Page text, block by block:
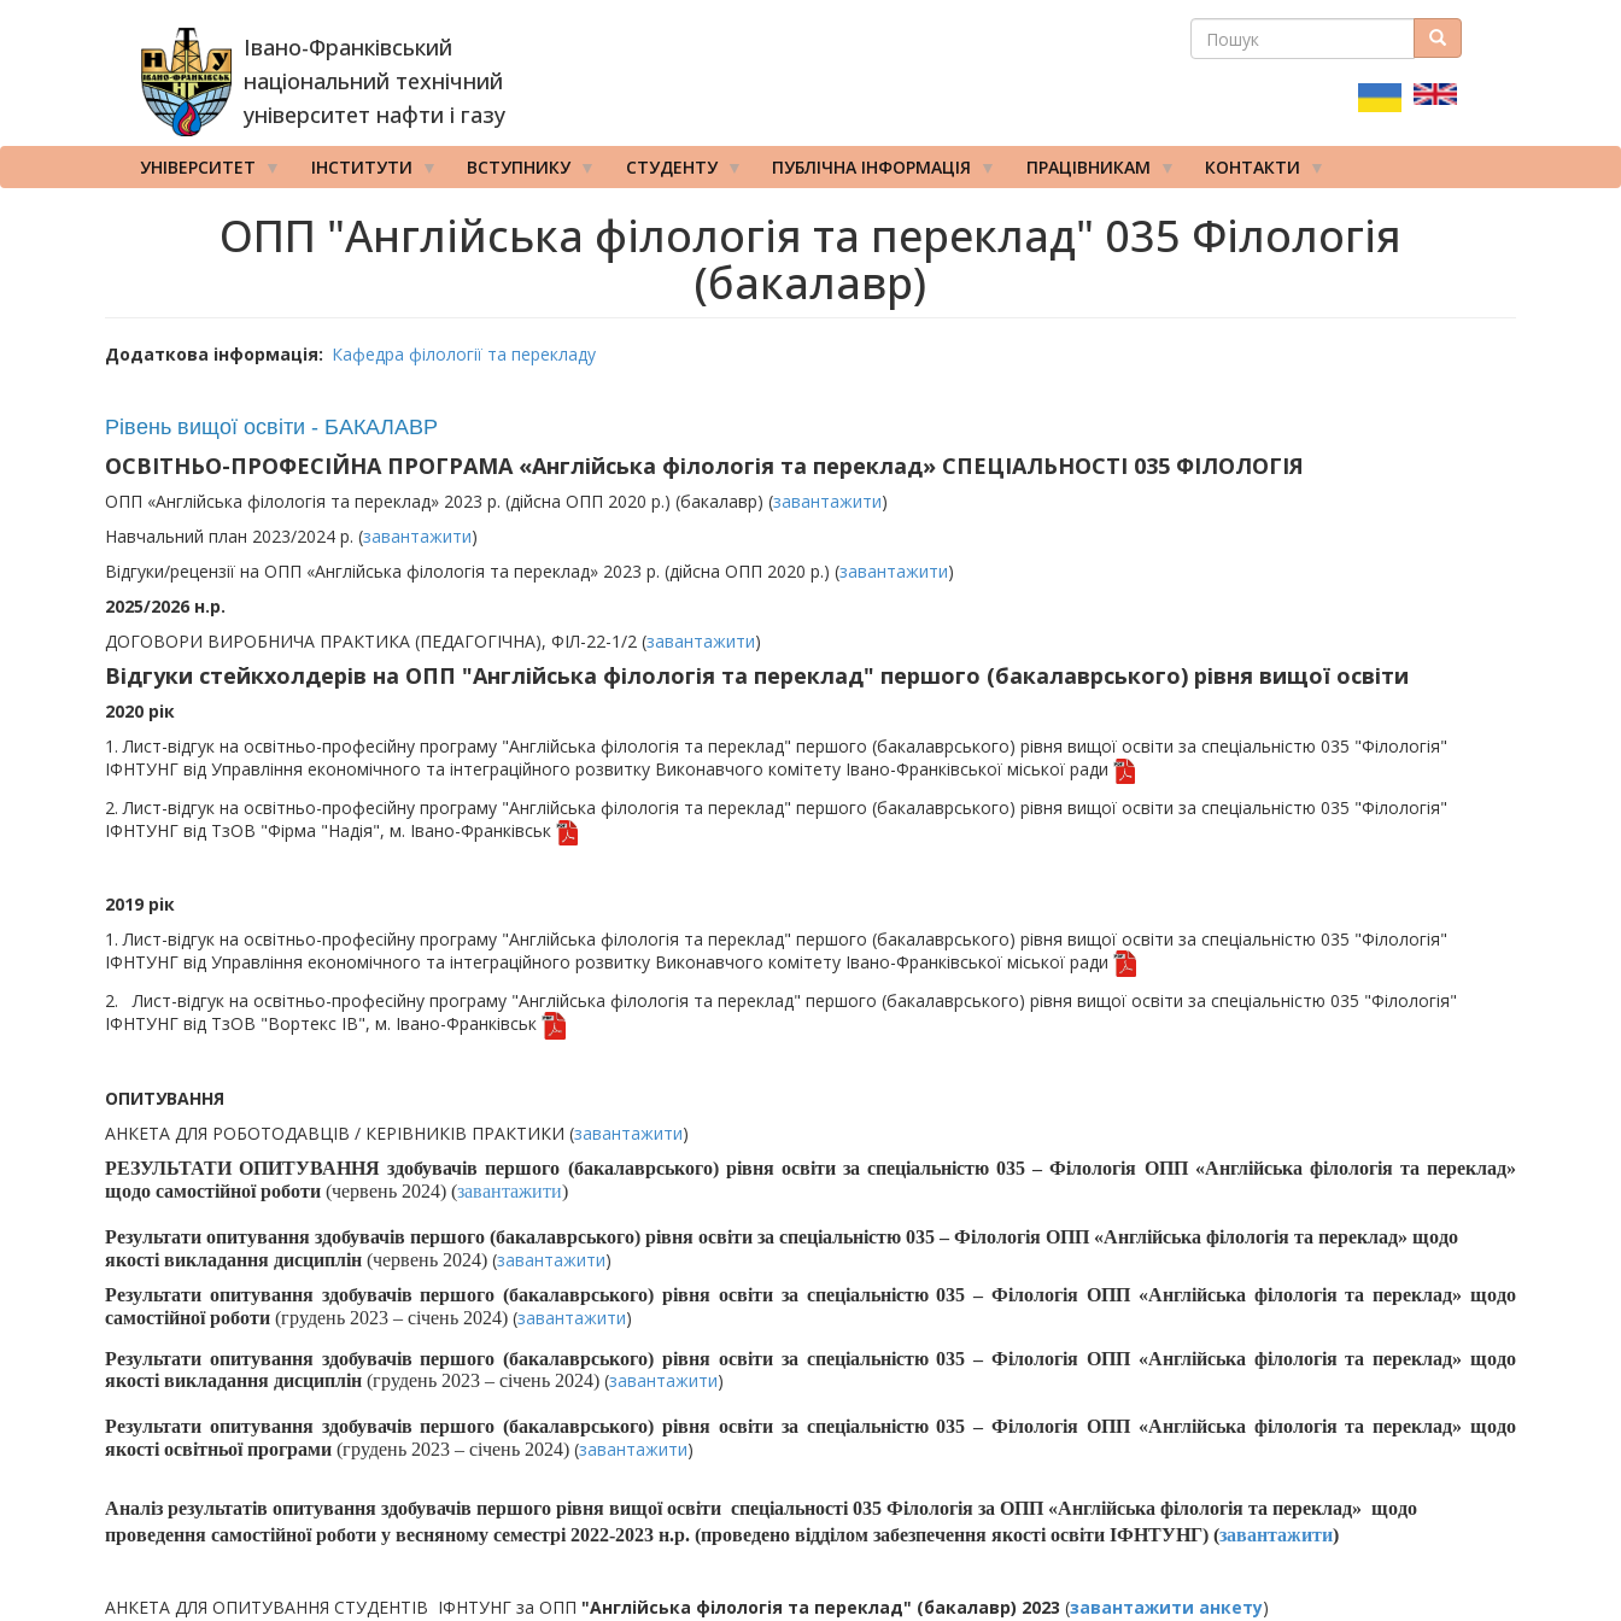
Івано-Франківський
національний технічний
університет нафти і газу
ПОШУКОВА
ПОШУК Пошук
УНІВЕРСИТЕТ ІНСТИТУТИ ВСТУПНИКУ СТУДЕНТУ ПУБЛІЧНА ІНФОРМАЦІЯ ПРАЦІВНИКАМ КОНТАКТИ
ОПП "Англійська філологія та переклад" 035 Філологія
(бакалавр)
Додаткова інформація Кафедра філології та перекладу
Рівень вищої освіти - БАКАЛАВР
ОСВІТНЬО-ПРОФЕСІЙНА ПРОГРАМА «Англійська філологія та переклад» СПЕЦІАЛЬНОСТІ 035 ФІЛОЛОГІЯ
ОПП «Англійська філологія та переклад» 2023 р. (дійсна ОПП 2020 р.) (бакалавр) (завантажити)
Навчальний план 2023/2024 р. (завантажити)
Відгуки/рецензії на ОПП «Англійська філологія та переклад» 2023 р. (дійсна ОПП 2020 р.) (завантажити)
2025/2026 н.р.
ДОГОВОРИ ВИРОБНИЧА ПРАКТИКА (ПЕДАГОГІЧНА), ФІЛ-22-1/2 (завантажити)
Відгуки стейкхолдерів на ОПП "Англійська філологія та переклад" першого (бакалаврського) рівня вищої освіти
2020 рік
1. Лист-відгук на освітньо-професійну програму "Англійська філологія та переклад" першого (бакалаврського) рівня вищої освіти за спеціальністю 035 "Філологія"
ІФНТУНГ від Управління економічного та інтеграційного розвитку Виконавчого комітету Івано-Франківської міської ради
2. Лист-відгук на освітньо-професійну програму "Англійська філологія та переклад" першого (бакалаврського) рівня вищої освіти за спеціальністю 035 "Філологія"
ІФНТУНГ від ТзОВ "Фірма "Надія", м. Івано-Франківськ
2019 рік
1. Лист-відгук на освітньо-професійну програму "Англійська філологія та переклад" першого (бакалаврського) рівня вищої освіти за спеціальністю 035 "Філологія"
ІФНТУНГ від Управління економічного та інтеграційного розвитку Виконавчого комітету Івано-Франківської міської ради
2. Лист-відгук на освітньо-професійну програму "Англійська філологія та переклад" першого (бакалаврського) рівня вищої освіти за спеціальністю 035 "Філологія"
ІФНТУНГ від ТзОВ "Вортекс ІВ", м. Івано-Франківськ
ОПИТУВАННЯ
АНКЕТА ДЛЯ РОБОТОДАВЦІВ / КЕРІВНИКІВ ПРАКТИКИ (завантажити)
РЕЗУЛЬТАТИ ОПИТУВАННЯ здобувачів першого (бакалаврського) рівня освіти за спеціальністю 035 – Філологія ОПП «Англійська філологія та переклад»
щодо самостійної роботи (червень 2024) (завантажити)
Результати опитування здобувачів першого (бакалаврського) рівня освіти за спеціальністю 035 – Філологія ОПП «Англійська філологія та переклад» щодо
якості викладання дисциплін (червень 2024) (завантажити)
Результати опитування здобувачів першого (бакалаврського) рівня освіти за спеціальністю 035 – Філологія ОПП «Англійська філологія та переклад» щодо
самостійної роботи (грудень 2023 – січень 2024) (завантажити)
Результати опитування здобувачів першого (бакалаврського) рівня освіти за спеціальністю 035 – Філологія ОПП «Англійська філологія та переклад» щодо
якості викладання дисциплін (грудень 2023 – січень 2024) (завантажити)
Результати опитування здобувачів першого (бакалаврського) рівня освіти за спеціальністю 035 – Філологія ОПП «Англійська філологія та переклад» щодо
якості освітньої програми (грудень 2023 – січень 2024) (завантажити)
Аналіз результатів опитування здобувачів першого рівня вищої освіти спеціальності 035 Філологія за ОПП «Англійська філологія та переклад» щодо
проведення самостійної роботи у весняному семестрі 2022-2023 н.р. (проведено відділом забезпечення якості освіти ІФНТУНГ) (завантажити)
АНКЕТА ДЛЯ ОПИТУВАННЯ СТУДЕНТІВ ІФНТУНГ за ОПП "Англійська філологія та переклад" (бакалавр) 2023 (завантажити анкету)